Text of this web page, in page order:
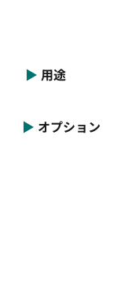
▶︎ 用途
▶︎ オプション